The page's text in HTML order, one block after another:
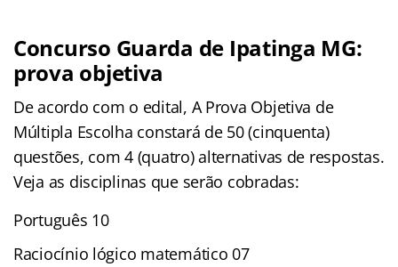
Concurso Guarda de Ipatinga MG:
prova objetiva
De acordo com o edital, A Prova Objetiva de
Múltipla Escolha constará de 50 (cinquenta)
questões, com 4 (quatro) alternativas de respostas.
Veja as disciplinas que serão cobradas:
Português 10
Raciocínio lógico matemático 07